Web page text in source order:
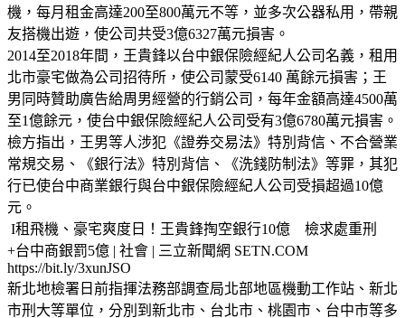
機，每月租金高達200至800萬元不等，並多次公器私用，帶親
友搭機出遊，使公司共受3億6327萬元損害。
2014至2018年間，王貴鋒以台中銀保險經紀人公司名義，租用
北市豪宅做為公司招待所，使公司蒙受6140 萬餘元損害；王
男同時贊助廣告給周男經營的行銷公司，每年金額高達4500萬
至1億餘元，使台中銀保險經紀人公司受有3億6780萬元損害。
檢方指出，王男等人涉犯《證券交易法》特別背信、不合營業
常規交易、《銀行法》特別背信、《洗錢防制法》等罪，其犯
行已使台中商業銀行與台中銀保險經紀人公司受損超過10億
元。
I租飛機、豪宅爽度日！王貴鋒掏空銀行10億 檢求處重刑
+台中商銀罰5億 | 社會 | 三立新聞網 SETN.COM
https://bit.ly/3xunJSO
新北地檢署日前指揮法務部調查局北部地區機動工作站、新北
市刑大等單位，分別到新北市、台北市、桃園市、台中市等多